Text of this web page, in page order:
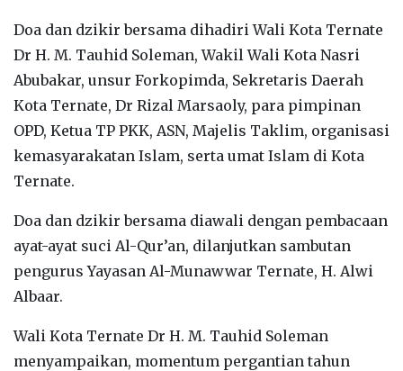
Doa dan dzikir bersama dihadiri Wali Kota Ternate
Dr H. M. Tauhid Soleman, Wakil Wali Kota Nasri
Abubakar, unsur Forkopimda, Sekretaris Daerah
Kota Ternate, Dr Rizal Marsaoly, para pimpinan
OPD, Ketua TP PKK, ASN, Majelis Taklim, organisasi
kemasyarakatan Islam, serta umat Islam di Kota
Ternate.
Doa dan dzikir bersama diawali dengan pembacaan
ayat-ayat suci Al-Qur’an, dilanjutkan sambutan
pengurus Yayasan Al-Munawwar Ternate, H. Alwi
Albaar.
Wali Kota Ternate Dr H. M. Tauhid Soleman
menyampaikan, momentum pergantian tahun